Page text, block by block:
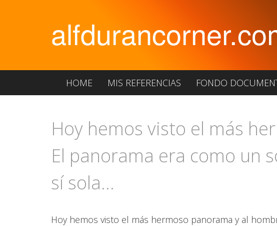
HOME MIS REFERENCIAS FONDO
Hoy hemos visto el más
El panorama era como un
sí sola...
Hoy hemos visto el más hermoso panorama y al